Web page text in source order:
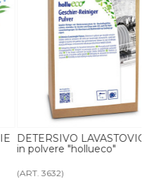
DETERSIVO LAVASTOVIGLIE
in polvere "hollueco"
(ART. 3632)